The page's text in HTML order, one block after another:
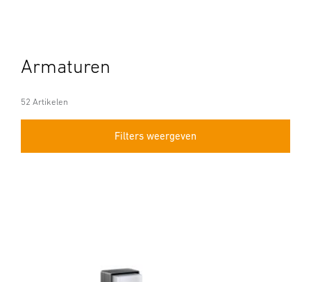
Armaturen
52 Artikelen
Filters weergeven